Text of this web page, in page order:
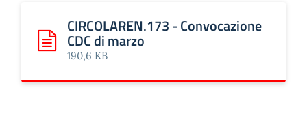
Scarica: CIRCOLAREN.173 - Convocazione CDC di marzo
CIRCOLAREN.173 - Convocazione
CDC di marzo
190,6 KB